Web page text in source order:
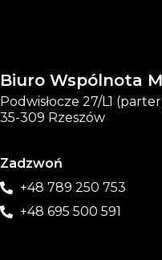
Biuro Wspólnota
Podwisłocze 27/L1
35-309 Rzeszów
Zadzwoń
+48 789 250 753
+48 695 500 591